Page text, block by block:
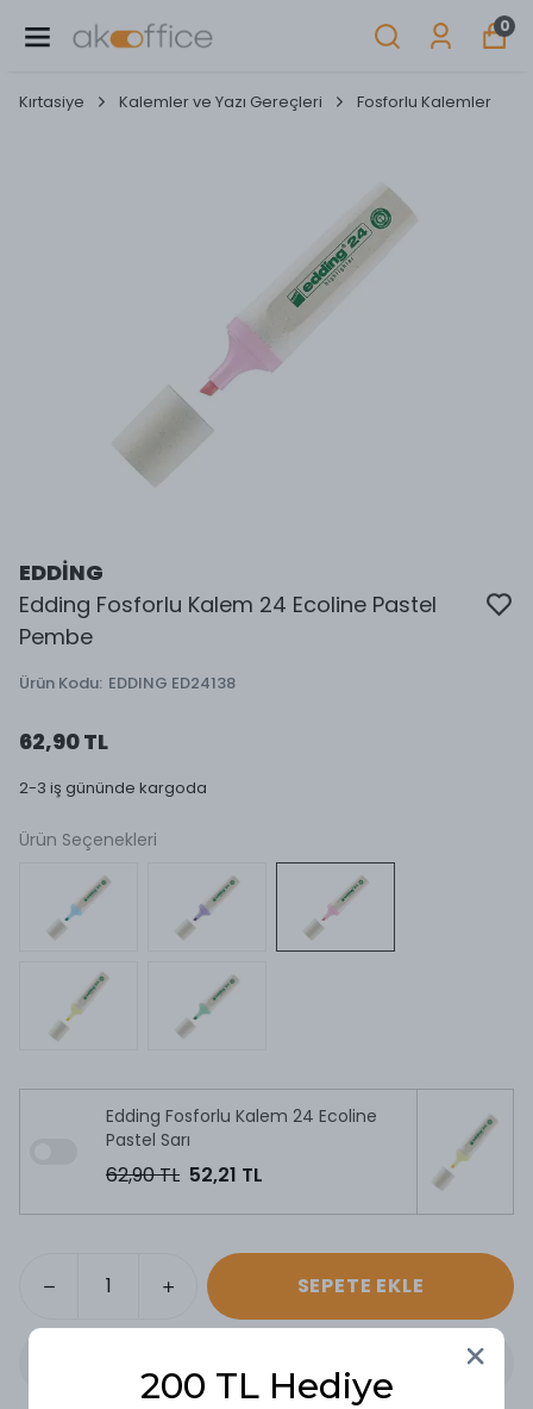
0
Kırtasiye Kalemler ve Yazı Gereçleri Fosforlu Kalemler
EDDİNG
Edding Fosforlu Kalem 24 Ecoline Pastel
Pembe
Ürün Kodu: EDDING ED24138
62,90 TL
2-3 iş gününde kargoda
Ürün Seçenekleri
Edding Fosforlu Kalem 24 Ecoline
Pastel Sarı
62,90 TL 52,21 TL
SEPETE EKLE
200 TL Hediye